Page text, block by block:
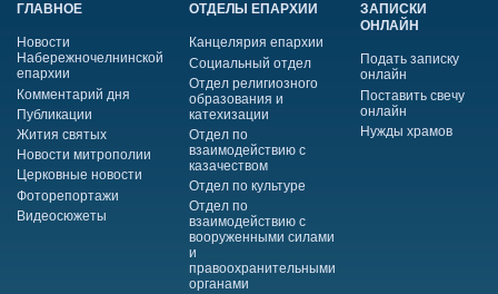
ГЛАВНОЕ
Новости
Набережночелнинской
епархии
Комментарий дня
Публикации
Жития святых
Новости митрополии
Церковные новости
Фоторепортажи
Видеосюжеты
ОТДЕЛЫ ЕПАРХИИ
Канцелярия епархии
Социальный отдел
Отдел религиозного
образования и
катехизации
Отдел по
взаимодействию с
казачеством
Отдел по культуре
Отдел по
взаимодействию с
вооруженными силами
и
правоохранительными
органами
ЗАПИСКИ
ОНЛАЙН
Подать записку
онлайн
Поставить свечу
онлайн
Нужды храмов